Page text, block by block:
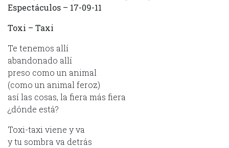
Espectáculos – 17-09-11
Toxi – Taxi
Te tenemos allí
abandonado allí
preso como un animal
(como un animal feroz)
así las cosas, la fiera más fiera
¿dónde está?
Toxi-taxi viene y va
y tu sombra va detrás